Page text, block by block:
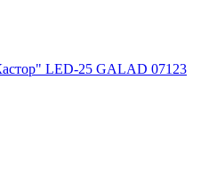
LED-25 GALAD 07123